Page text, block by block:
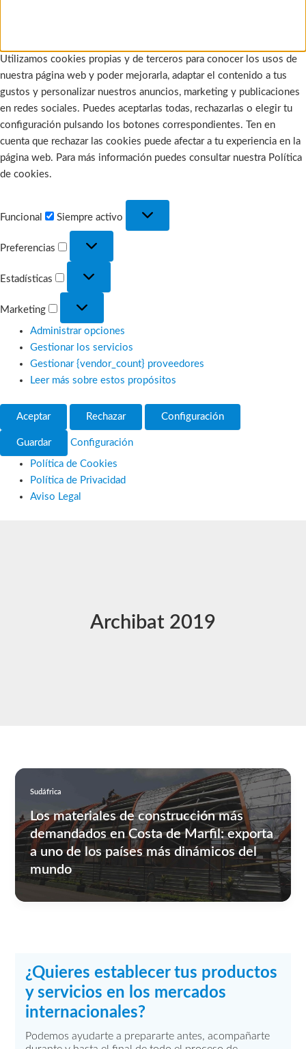
Utilizamos cookies propias y de terceros para conocer los usos de
nuestra página web y poder mejorarla, adaptar el contenido a tus
gustos y personalizar nuestros anuncios, marketing y publicaciones
en redes sociales. Puedes aceptarlas todas, rechazarlas o elegir tu
configuración pulsando los botones correspondientes. Ten en
cuenta que rechazar las cookies puede afectar a tu experiencia en la
página web. Para más información puedes consultar nuestra Política
de cookies.
Funcional Siempre activo
Preferencias
Estadísticas
Marketing
Administrar opciones
Gestionar los servicios
Gestionar {vendor_count} proveedores
Leer más sobre estos propósitos
Aceptar Rechazar Configuración
Guardar Configuración
Política de Cookies
Política de Privacidad
Aviso Legal
Archibat 2019
Sudáfrica
Los materiales de construcción más
demandados en Costa de Marfil: exporta
a uno de los países más dinámicos del
mundo
¿Quieres establecer tus productos
y servicios en los mercados
internacionales?
Podemos ayudarte a prepararte antes, acompañarte